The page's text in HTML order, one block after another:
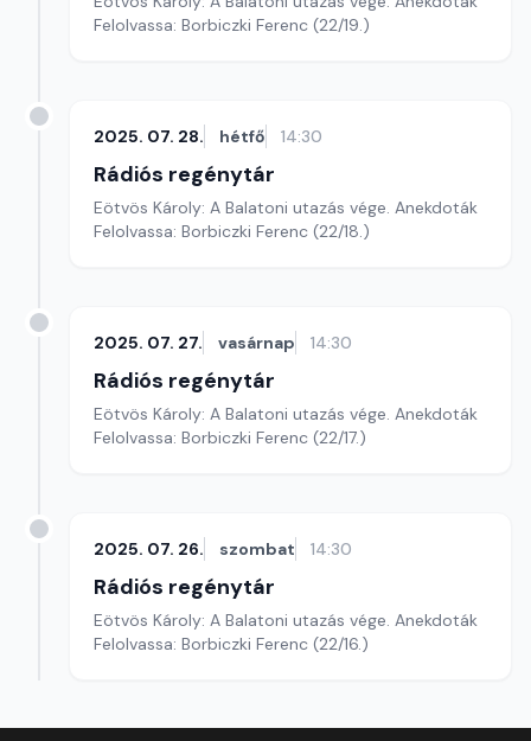
Felolvassa: Borbiczki Ferenc (22/19.)
2025. 07. 28. hétfő 14:30
Rádiós regénytár
Eötvös Károly: A Balatoni utazás vége. Anekdoták
Felolvassa: Borbiczki Ferenc (22/18.)
2025. 07. 27. vasárnap 14:30
Rádiós regénytár
Eötvös Károly: A Balatoni utazás vége. Anekdoták
Felolvassa: Borbiczki Ferenc (22/17.)
2025. 07. 26. szombat 14:30
Rádiós regénytár
Eötvös Károly: A Balatoni utazás vége. Anekdoták
Felolvassa: Borbiczki Ferenc (22/16.)